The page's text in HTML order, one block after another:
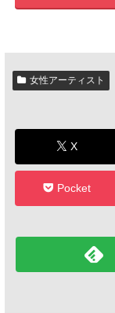
女性アーティスト
X
Pocket